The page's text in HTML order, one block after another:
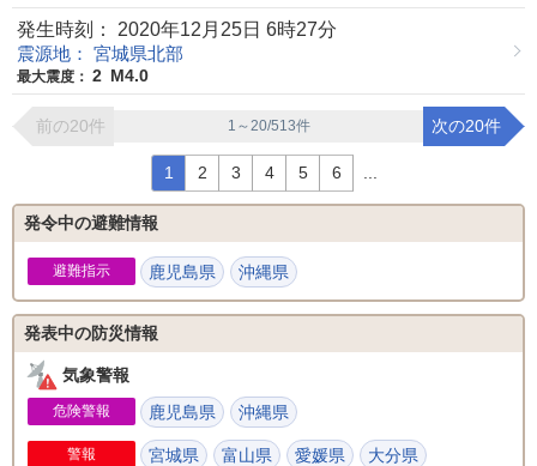
発生時刻： 2020年12月25日 6時27分
震源地： 宮城県北部
最大震度： 2 M4.0
前の20件 1～20/513件 次の20件
1 2 3 4 5 6
発令中の避難情報
避難指示 鹿児島県 沖縄県
発表中の防災情報
気象警報
危険警報 鹿児島県 沖縄県
警報 宮城県 富山県 愛媛県 大分県